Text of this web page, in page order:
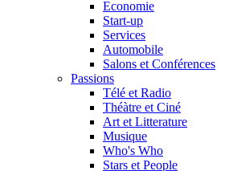
Economie
Start-up
Services
Automobile
Salons et Conférences
Passions
Télé et Radio
Théàtre et Ciné
Art et Litterature
Musique
Who's Who
Stars et People